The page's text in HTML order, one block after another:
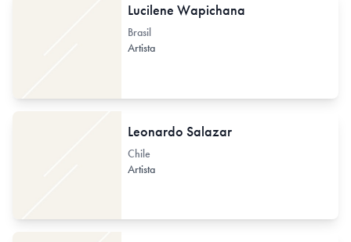
Lucilene Wapichana
Brasil
Artista
Leonardo Salazar
Chile
Artista